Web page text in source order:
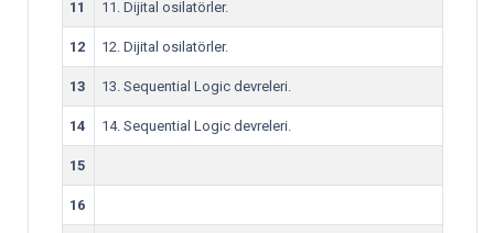
11 11. Dijital osilatörler.
12 12. Dijital osilatörler.
13 13. Sequential Logic devreleri.
14 14. Sequential Logic devreleri.
15
16